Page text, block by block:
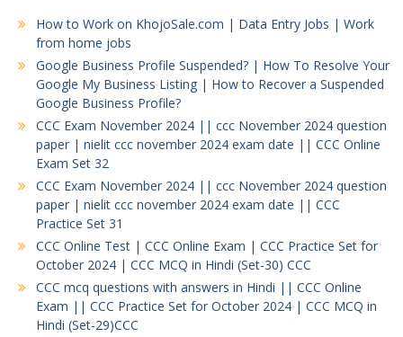
How to Work on KhojoSale.com | Data Entry Jobs | Work
from home jobs
Google Business Profile Suspended? | How To Resolve Your
Google My Business Listing | How to Recover a Suspended
Google Business Profile?
CCC Exam November 2024 || ccc November 2024 question
paper | nielit ccc november 2024 exam date || CCC Online
Exam Set 32
CCC Exam November 2024 || ccc November 2024 question
paper | nielit ccc november 2024 exam date || CCC
Practice Set 31
CCC Online Test | CCC Online Exam | CCC Practice Set for
October 2024 | CCC MCQ in Hindi (Set-30) CCC
CCC mcq questions with answers in Hindi || CCC Online
Exam || CCC Practice Set for October 2024 | CCC MCQ in
Hindi (Set-29)CCC